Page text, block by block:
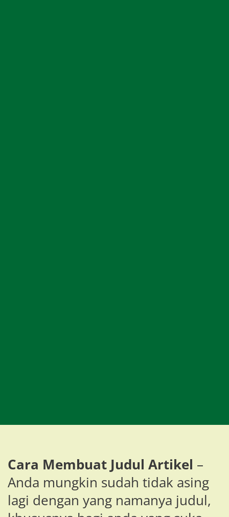
Cara Membuat Judul Artikel –
Anda mungkin sudah tidak asing
lagi dengan yang namanya judul,